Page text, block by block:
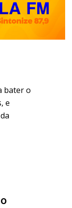
bater o
e